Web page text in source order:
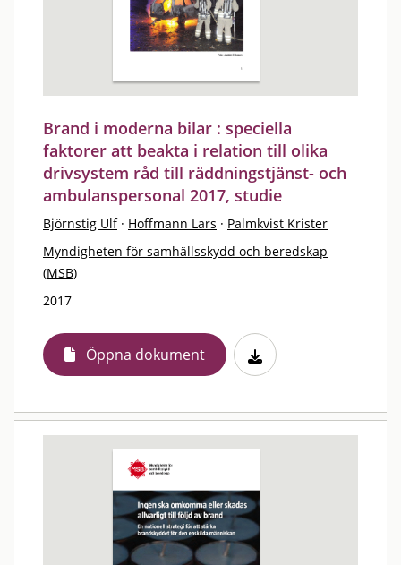
Brand i moderna bilar : speciella
faktorer att beakta i relation till olika
drivsystem råd till räddningstjänst- och
ambulanspersonal 2017, studie
Björnstig Ulf · Hoffmann Lars · Palmkvist Krister
Myndigheten för samhällsskydd och beredskap
(MSB)
2017
Öppna dokument